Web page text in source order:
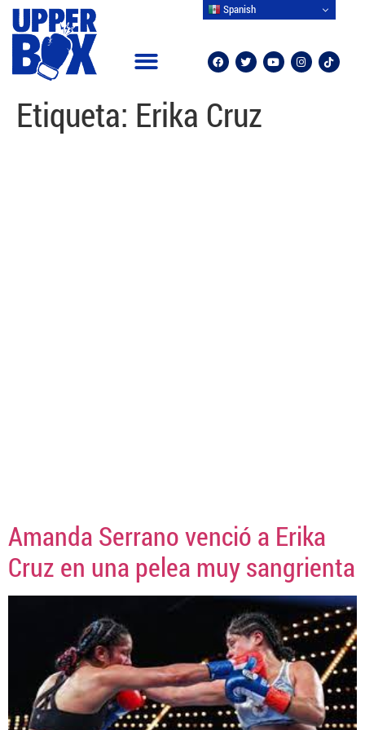
Etiqueta: Erika Cruz
Amanda Serrano venció a Erika
Cruz en una pelea muy sangrienta
Spanish